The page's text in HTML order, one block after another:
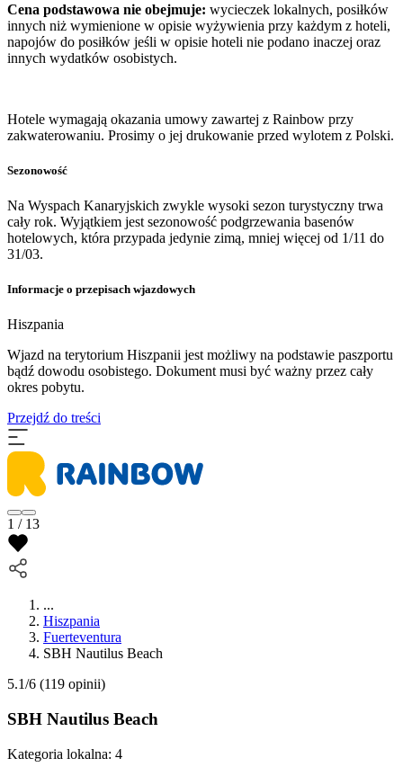
Cena podstawowa nie obejmuje: wycieczek lokalnych, posiłków
innych niż wymienione w opisie wyżywienia przy każdym z hoteli,
napojów do posiłków jeśli w opisie hoteli nie podano inaczej oraz
innych wydatków osobistych.
Hotele wymagają okazania umowy zawartej z Rainbow przy
zakwaterowaniu. Prosimy o jej drukowanie przed wylotem z Polski.
Sezonowość
Na Wyspach Kanaryjskich zwykle wysoki sezon turystyczny trwa
cały rok. Wyjątkiem jest sezonowość podgrzewania basenów
hotelowych, która przypada jedynie zimą, mniej więcej od 1/11 do
31/03.
Informacje o przepisach wjazdowych
Hiszpania
​Wjazd na terytorium Hiszpanii jest możliwy na podstawie paszportu
bądź dowodu osobistego. Dokument musi być ważny przez cały
okres pobytu.
Przejdź do treści
1 / 13
...
Hiszpania
Fuerteventura
SBH Nautilus Beach
5.1/6 (119 opinii)
SBH Nautilus Beach
Kategoria lokalna: 4